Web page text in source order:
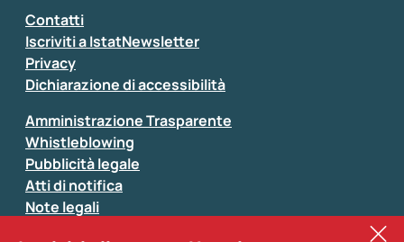
Inserisci il tuo commento
Contatti
Iscriviti a IstatNewsletter
Privacy
Dichiarazione di accessibilità
Amministrazione Trasparente
Whistleblowing
Pubblicità legale
Atti di notifica
Note legali